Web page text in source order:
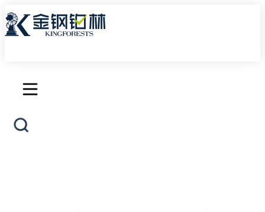
首页
产品中心